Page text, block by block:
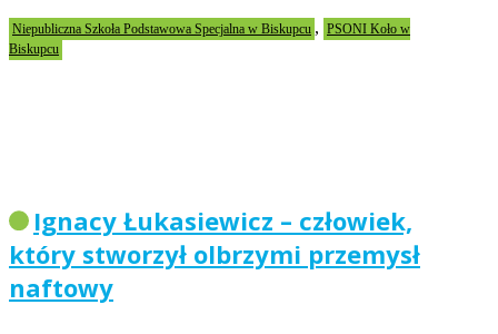
Niepubliczna Szkoła Podstawowa Specjalna w Biskupcu , PSONI Koło w
Biskupcu
Ignacy Łukasiewicz – człowiek,
który stworzył olbrzymi przemysł
naftowy